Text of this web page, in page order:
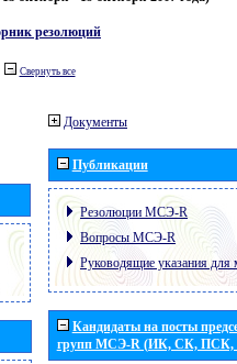
резолюций
Свернуть все
Документы
Публикации
Резолюции МСЭ-R
Вопросы МСЭ-R
Руководящие указания для
Кандидаты на посты
групп МСЭ-R (ИК, СК, ПСК,